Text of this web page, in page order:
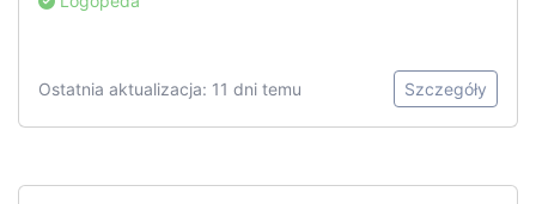
Ostatnia aktualizacja: 11 dni temu Szczegóły